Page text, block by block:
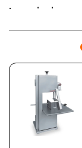
Les principaux
Construction
Systèmes de
Tableau de
parfaitement
Simple
Idéal pour le
ou surgelée
Conseillé pour
et Grande